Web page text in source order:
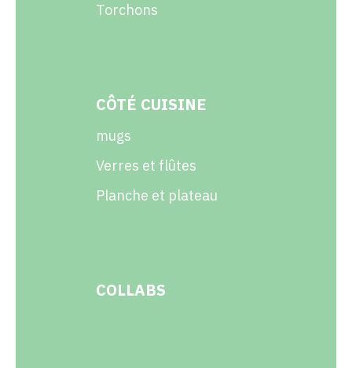
Torchons
CÔTÉ CUISINE
mugs
Verres et flûtes
Planche et plateau
COLLABS